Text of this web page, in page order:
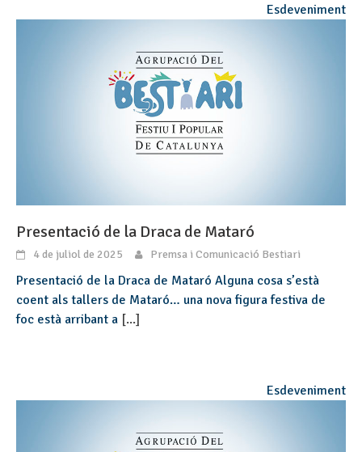
Esdeveniment
Presentació de la Draca de Mataró
4 de juliol de 2025 Premsa i Comunicació Bestiari
Presentació de la Draca de Mataró Alguna cosa s’està
coent als tallers de Mataró… una nova figura festiva de
foc està arribant a [...]
Esdeveniment